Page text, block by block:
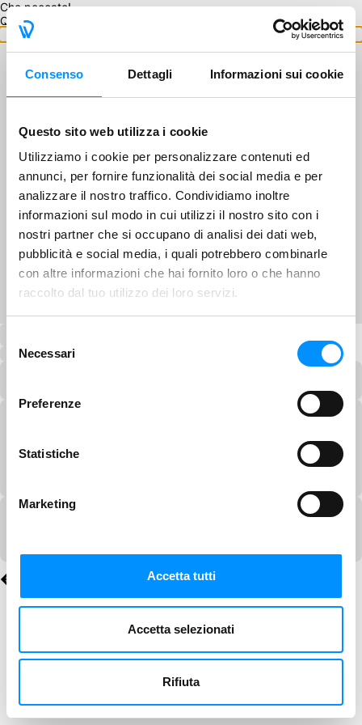
Consenso Dettagli Informazioni sui cookie
Questo sito web utilizza i cookie
Utilizziamo i cookie per personalizzare contenuti ed
annunci, per fornire funzionalità dei social media e per
analizzare il nostro traffico. Condividiamo inoltre
informazioni sul modo in cui utilizzi il nostro sito con i
nostri partner che si occupano di analisi dei dati web,
pubblicità e social media, i quali potrebbero combinarle
con altre informazioni che hai fornito loro o che hanno
raccolto dal tuo utilizzo dei loro servizi.
delNecessari
Preferenze
Statistiche
Marketing
Accetta tutti
Accetta selezionati
Rifiuta
Che peccato!
Questo GA non è disponibile.